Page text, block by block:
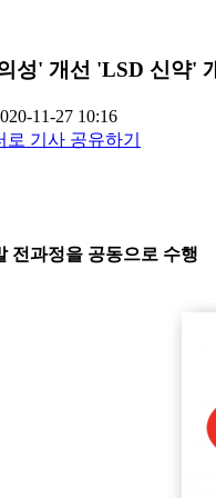
성' 개선 'LSD 신약'
11-27 10:16
로 기사 공유하기
전과정을 공동으로 수행